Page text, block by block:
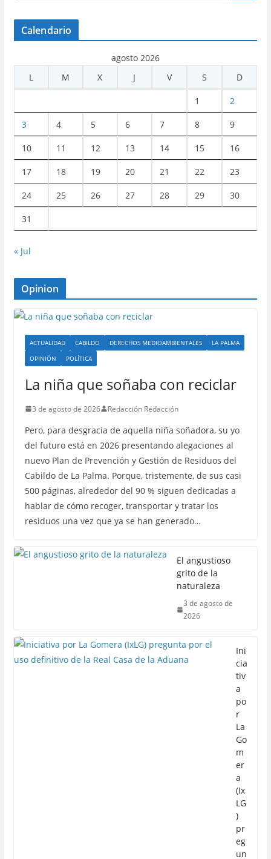
Calendario
agosto 2026
L
M X J V S D
1 2
3 4 5 6 7 8 9
10 11 12 13 14 15 16
17 18 19 20 21 22 23
24 25 26 27 28 29 30
31
« Jul
Opinion
ACTUALIDAD CABILDO DERECHOS MEDIOAMBIENTALES
LA PALMA
OPINIÓN
POLÍTICA
La niña que soñaba con reciclar
3 de agosto de 2026 Redacción Redacción
Pero, para desgracia de aquella niña soñadora, su yo
del futuro está en 2026 presentando alegaciones al
nuevo Plan de Prevención y Gestión de Residuos del
Cabildo de La Palma. Porque, tristemente, de sus casi
500 páginas, alrededor del 90 % siguen dedicadas a
hablar de cómo recoger, transportar y tratar los
residuos una vez que ya se han generado…
El angustioso
grito de la
naturaleza
3 de agosto de
2026
Ini
cia
tiv
a
po
r
La
Go
m
er
a
(Ix
LG
)
pr
eg
un